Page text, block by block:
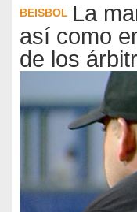
BEISBOL La
así como
de los